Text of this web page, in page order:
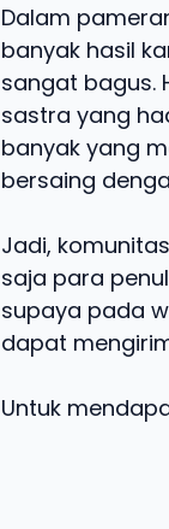
Dalam
banyak hasil
sangat bagus.
sastra yang
banyak yang
bersaing
Jadi,
saja para
supaya pada
dapat
Untuk